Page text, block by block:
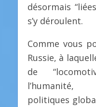
désormais
s’y déroulent.
Comme vous
Russie, à
de
l’humanité,
politiques